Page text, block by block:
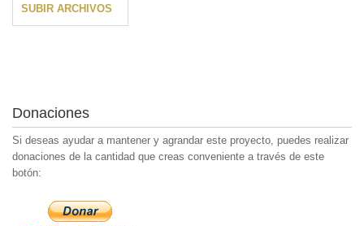
SUBIR ARCHIVOS
Donaciones
Si deseas ayudar a mantener y agrandar este proyecto, puedes realizar
donaciones de la cantidad que creas conveniente a través de este
botón: